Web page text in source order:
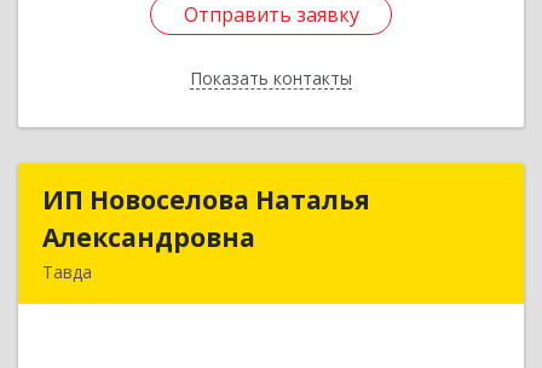
Отправить заявку
Показать контакты
Отправить заявку
Назад
ИП Новоселова Наталья
Александровна
Тавда
ИП Новоселова Наталья